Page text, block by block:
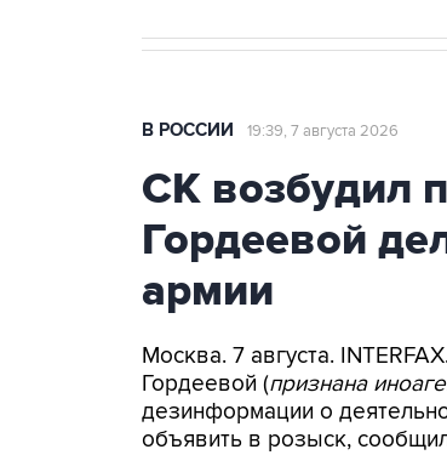
В РОССИИ 19:39, 7 августа 2026
СК возбудил
Гордеевой
армии
Москва. 7 августа.
Гордеевой (признана
дезинформации о
объявить в розыск,